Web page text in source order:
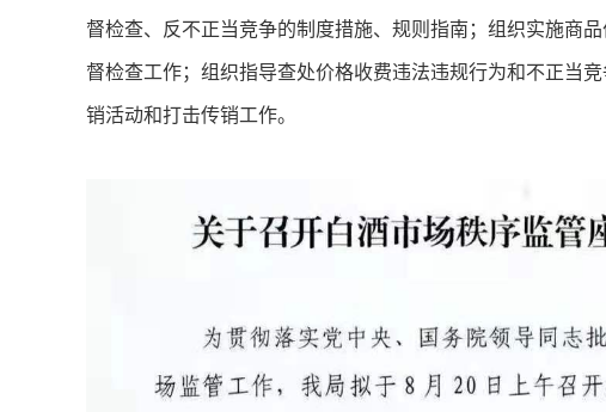
督检查、反不正当竞争的制度措施、规则指南；组织实施商
督检查工作；组织指导查处价格收费违法违规行为和不正当
销活动和打击传销工作。